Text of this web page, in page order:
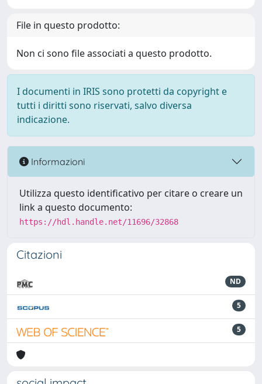
File in questo prodotto:
Non ci sono file associati a questo prodotto.
I documenti in IRIS sono protetti da copyright e
tutti i diritti sono riservati, salvo diversa
indicazione.
Informazioni
Utilizza questo identificativo per citare o creare un
link a questo documento:
https://hdl.handle.net/11696/32868
Citazioni
ND
5
5